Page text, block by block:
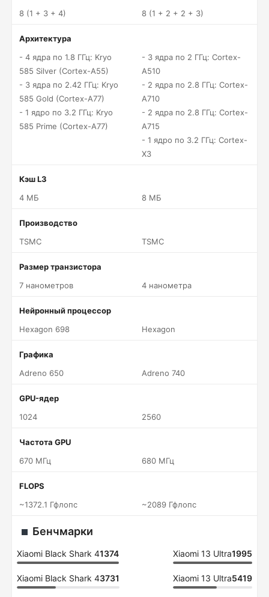
8 (1 + 3 + 4)
8 (1 + 2 + 2 + 3)
Архитектура
- 4 ядра по 1.8 ГГц: Kryo
585 Silver (Cortex-A55)
- 3 ядра по 2.42 ГГц: Kryo
585 Gold (Cortex-A77)
- 1 ядро по 3.2 ГГц: Kryo
585 Prime (Cortex-A77)
- 3 ядра по 2 ГГц: Cortex-
A510
- 2 ядра по 2.8 ГГц: Cortex-
A710
- 2 ядра по 2.8 ГГц: Cortex-
A715
- 1 ядро по 3.2 ГГц: Cortex-
X3
Кэш L3
4 МБ
8 МБ
Производство
TSMC
TSMC
Размер транзистора
7 нанометров
4 нанометра
Нейронный процессор
Hexagon 698
Hexagon
Графика
Adreno 650
Adreno 740
GPU-ядер
1024
2560
Частота GPU
670 МГц
680 МГц
FLOPS
~1372.1 Гфлопс
~2089 Гфлопс
Бенчмарки
Xiaomi Black Shark 41374 Xiaomi 13 Ultra1995
Xiaomi Black Shark 43731 Xiaomi 13 Ultra5419